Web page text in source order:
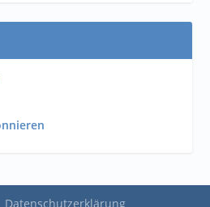
Datenschutzerklärung